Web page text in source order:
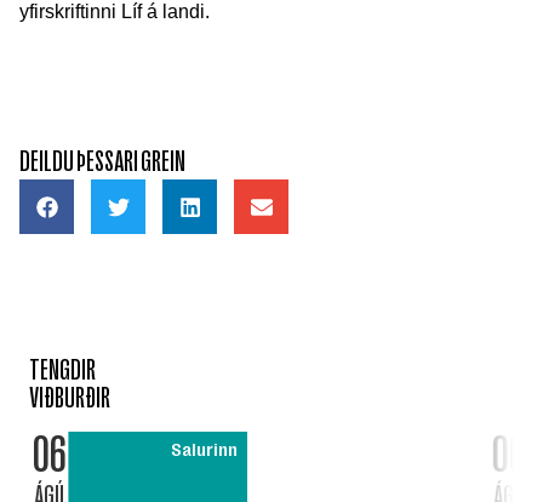
yfirskriftinni Líf á landi.
DEILDU ÞESSARI GREIN
TENGDIR
VIÐBURÐIR
06
ÁGÚ
Salurinn 06
ÁGÚ